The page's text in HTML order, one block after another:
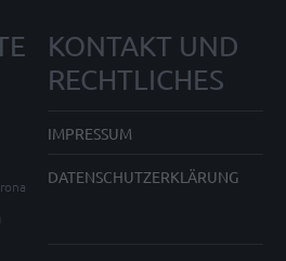
KONTAKT UND
RECHTLICHES
IMPRESSUM
DATENSCHUTZERKLÄRUNG